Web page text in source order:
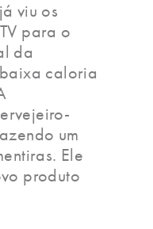
viu os
para o
da
caloria
um
Ele
produto